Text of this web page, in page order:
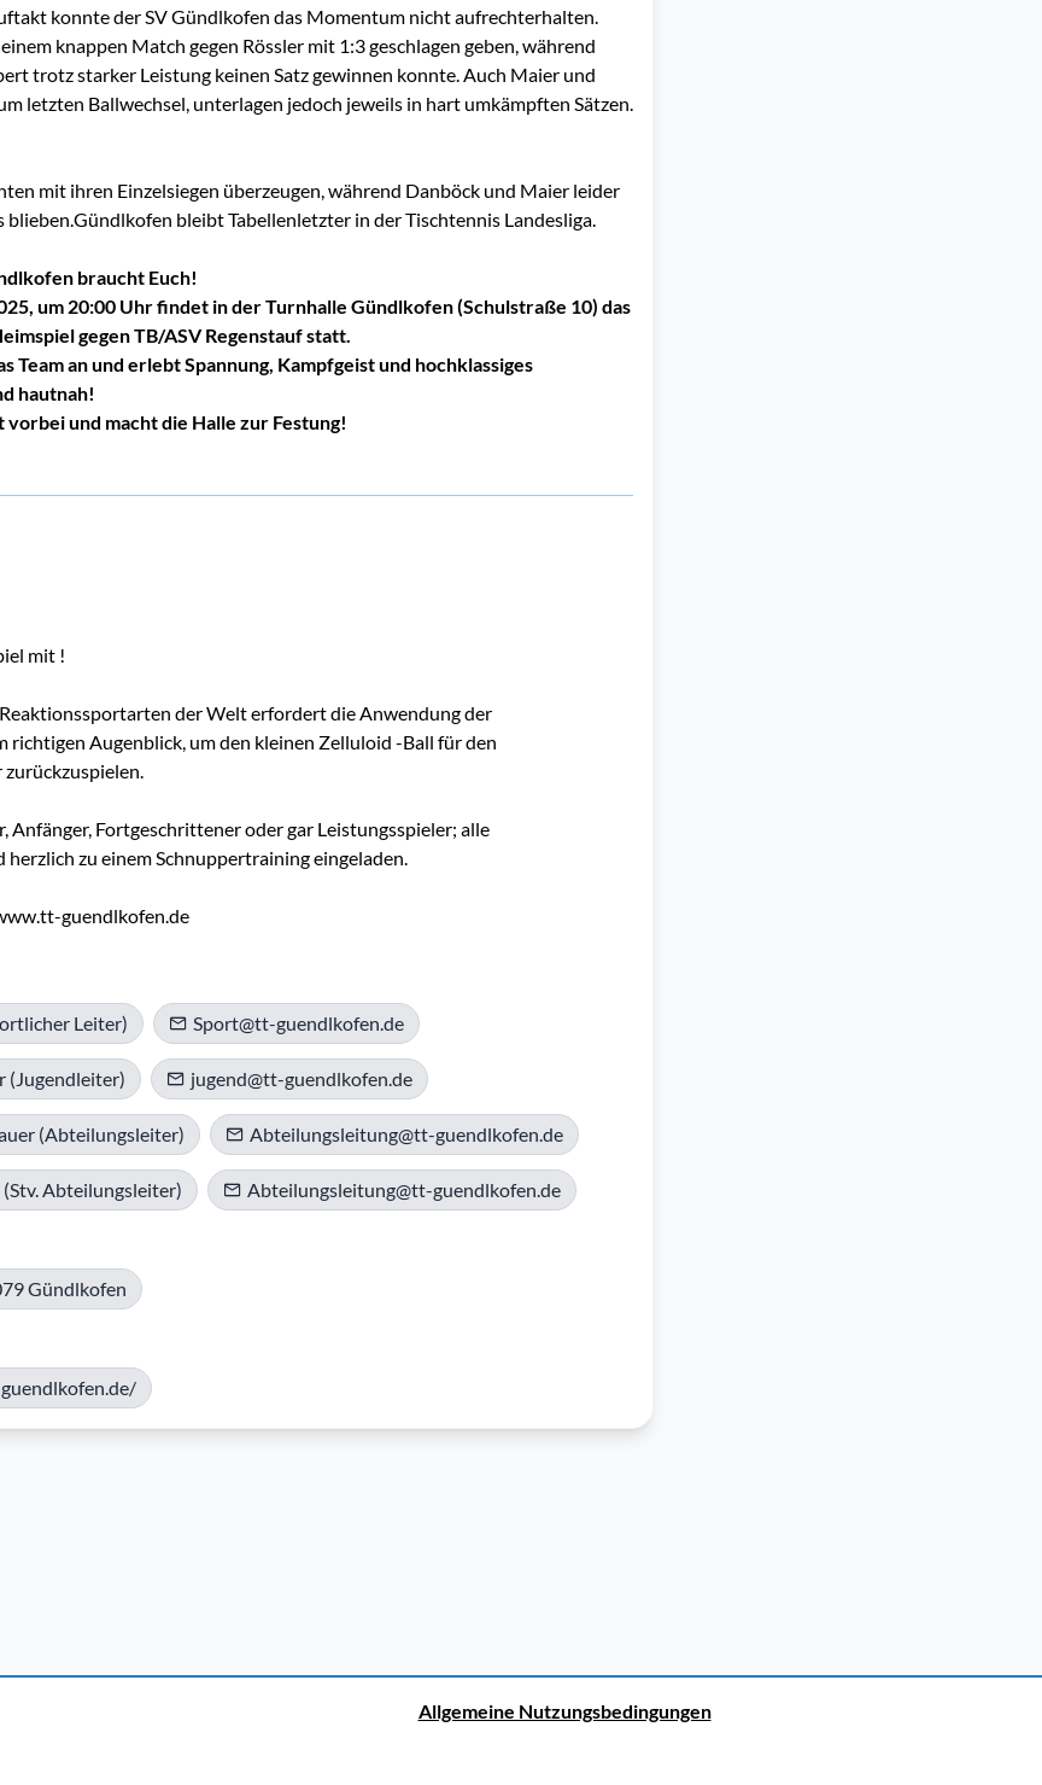
konnte der SV Gündlkofen das Momentum nicht aufrechterhalten.
knappen Match gegen Rössler mit 1:3 geschlagen geben, während
trotz starker Leistung keinen Satz gewinnen konnte. Auch Maier und
letzten Ballwechsel, unterlagen jedoch jeweils in hart umkämpften Sätzen.
mit ihren Einzelsiegen überzeugen, während Danböck und Maier leider
blieben.Gündlkofen bleibt Tabellenletzter in der Tischtennis Landesliga.
braucht Euch!
um 20:00 Uhr findet in der Turnhalle Gündlkofen (Schulstraße 10) das
gegen TB/ASV Regenstauf statt.
Team an und erlebt Spannung, Kampfgeist und hochklassiges
hautnah!
und macht die Halle zur Festung!
mit !
der Welt erfordert die Anwendung der
richtigen Augenblick, um den kleinen Zelluloid -Ball für den
Anfänger, Fortgeschrittener oder gar Leistungsspieler; alle
zu einem Schnuppertraining eingeladen.
guendlkofen.de
Leiter) Sport@tt-guendlkofen.de
(Jugendleiter) jugend@tt-guendlkofen.de
(Abteilungsleiter) Abteilungsleitung@tt-guendlkofen.de
Abteilungsleiter) Abteilungsleitung@tt-guendlkofen.de
Gündlkofen
Allgemeine Nutzungsbedingungen